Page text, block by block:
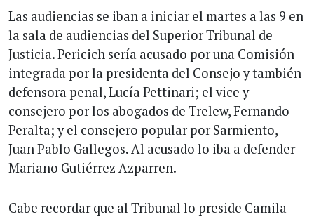
Las audiencias se iban a iniciar el martes a las 9 en
la sala de audiencias del Superior Tribunal de
Justicia. Pericich sería acusado por una Comisión
integrada por la presidenta del Consejo y también
defensora penal, Lucía Pettinari; el vice y
consejero por los abogados de Trelew, Fernando
Peralta; y el consejero popular por Sarmiento,
Juan Pablo Gallegos. Al acusado lo iba a defender
Mariano Gutiérrez Azparren.
Cabe recordar que al Tribunal lo preside Camila